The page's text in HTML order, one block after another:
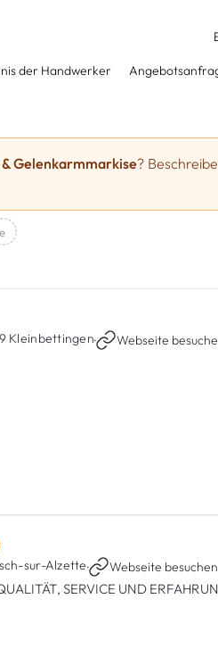
der Handwerker
Gelenkarmmarkise?
Kleinbettingen· Webseite
sur-Alzette· Webseite besuchen
SERVICE UND